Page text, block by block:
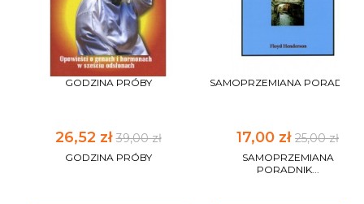
GODZINA PRÓBY
26,52 zł39,00 zł
GODZINA PRÓBY
SAMOPRZEMIANA
17,00 zł 25,00 zł
SAMOPRZEMIANA
PORADNIK...